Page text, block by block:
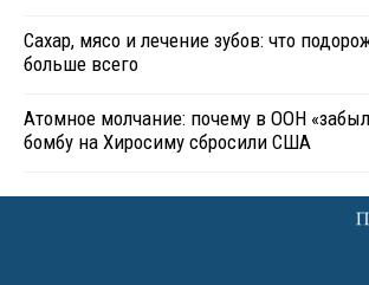
Сахар, мясо и лечение зубов: что
больше всего
Атомное молчание: почему в ООН
бомбу на Хиросиму сбросили США